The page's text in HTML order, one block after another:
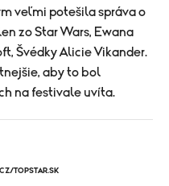
veľmi potešila správa o
zo Star Wars, Ewana
Švédky Alicie Vikander.
aby to bol
na festivale uvíta.
TOPSTAR.SK